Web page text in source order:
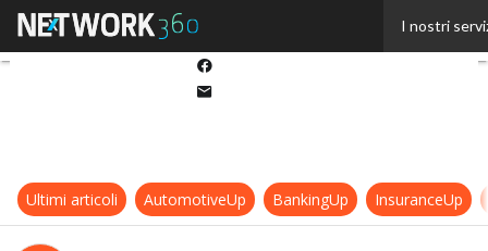
I nostri
Ultimi articoli AutomotiveUp BankingUp InsuranceUp